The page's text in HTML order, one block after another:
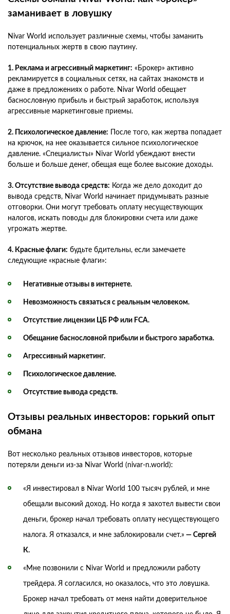
заманивает в ловушку
Nivar World использует различные схемы, чтобы заманить
потенциальных жертв в свою паутину.
1. Реклама и агрессивный маркетинг: «Брокер» активно
рекламируется в социальных сетях, на сайтах знакомств и
даже в предложениях о работе. Nivar World обещает
баснословную прибыль и быстрый заработок, используя
агрессивные маркетинговые приемы.
2. Психологическое давление: После того, как жертва попадает
на крючок, на нее оказывается сильное психологическое
давление. «Специалисты» Nivar World убеждают внести
больше и больше денег, обещая еще более высокие доходы.
3. Отсутствие вывода средств: Когда же дело доходит до
вывода средств, Nivar World начинает придумывать разные
отговорки. Они могут требовать оплату несуществующих
налогов, искать поводы для блокировки счета или даже
угрожать жертве.
4. Красные флаги: будьте бдительны, если замечаете
следующие «красные флаги»:
Негативные отзывы в интернете.
Невозможность связаться с реальным человеком.
Отсутствие лицензии ЦБ РФ или FCA.
Обещание баснословной прибыли и быстрого заработка.
Агрессивный маркетинг.
Психологическое давление.
Отсутствие вывода средств.
Отзывы реальных инвесторов: горький опыт
обмана
Вот несколько реальных отзывов инвесторов, которые
потеряли деньги из-за Nivar World (nivar-n.world):
«Я инвестировал в Nivar World 100 тысяч рублей, и мне
обещали высокий доход. Но когда я захотел вывести свои
деньги, брокер начал требовать оплату несуществующего
налога. Я отказался, и мне заблокировали счет.» — Сергей
К.
«Мне позвонили с Nivar World и предложили работу
трейдера. Я согласился, но оказалось, что это ловушка.
Брокер начал требовать от меня найти доверительное